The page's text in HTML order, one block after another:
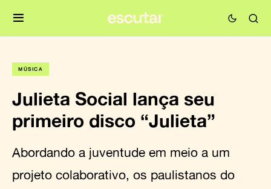
MÚSICA
Julieta Social lança seu
primeiro disco “Julieta”
Abordando a juventude em meio a um
projeto colaborativo, os paulistanos do